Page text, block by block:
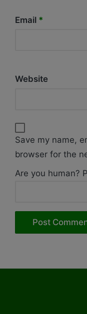
Email *
Website
Save my name,
browser for the
Are you human?